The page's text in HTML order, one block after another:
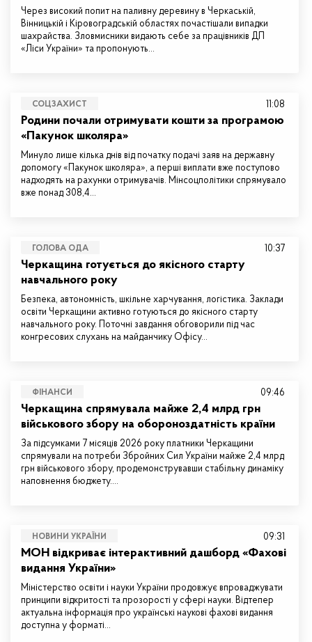
Через високий попит на паливну деревину в Черкаській,
Вінницькій і Кіровоградській областях почастішали випадки
шахрайства. Зловмисники видають себе за працівників ДП
«Ліси України» та пропонують…
СОЦЗАХИСТ
Родини почали отримувати кошти за програмою
«Пакунок школяра»
Минуло лише кілька днів від початку подачі заяв на державну
допомогу «Пакунок школяра», а перші виплати вже поступово
надходять на рахунки отримувачів. Мінсоцполітики спрямувало
вже понад 308,4…
11:08
ГОЛОВА ОДА
Черкащина готується до якісного старту
навчального року
Безпека, автономність, шкільне харчування, логістика. Заклади
освіти Черкащини активно готуються до якісного старту
навчального року. Поточні завдання обговорили під час
конгресових слухань на майданчику Офісу…
10:37
ФІНАНСИ
Черкащина спрямувала майже 2,4 млрд грн
військового збору на обороноздатність країни
За підсумками 7 місяців 2026 року платники Черкащини
спрямували на потреби Збройних Сил України майже 2,4 млрд
грн військового збору, продемонструвавши стабільну динаміку
наповнення бюджету.…
09:46
НОВИНИ УКРАЇНИ
МОН відкриває інтерактивний дашборд «Фахові
видання України»
Міністерство освіти і науки України продовжує впроваджувати
принципи відкритості та прозорості у сфері науки. Відтепер
актуальна інформація про українські наукові фахові видання
доступна у форматі…
09:31